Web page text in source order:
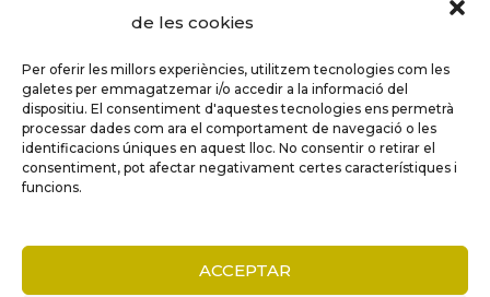
de les cookies
Per oferir les millors experiències, utilitzem tecnologies com les
galetes per emmagatzemar i/o accedir a la informació del
dispositiu. El consentiment d'aquestes tecnologies ens permetrà
processar dades com ara el comportament de navegació o les
identificacions úniques en aquest lloc. No consentir o retirar el
consentiment, pot afectar negativament certes característiques i
funcions.
ACCEPTAR
Tots els drets reservats a ©Columna
Música.
COMPARE (0)